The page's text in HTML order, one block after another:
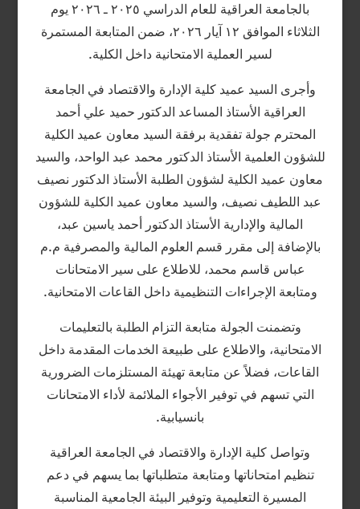
بالجامعة العراقية للعام الدراسي ٢٠٢٥ ـ ٢٠٢٦ يوم
الثلاثاء الموافق ١٢ آيار ٢٠٢٦، ضمن المتابعة المستمرة
لسير العملية الامتحانية داخل الكلية.
وأجرى السيد عميد كلية الإدارة والاقتصاد في الجامعة
العراقية الأستاذ المساعد الدكتور حميد علي أحمد
المحترم جولة تفقدية برفقة السيد معاون عميد الكلية
للشؤون العلمية الأستاذ الدكتور محمد عبد الواحد، والسيد
معاون عميد الكلية لشؤون الطلبة الأستاذ الدكتور نصيف
عبد اللطيف نصيف، والسيد معاون عميد الكلية للشؤون
المالية والإدارية الأستاذ الدكتور أحمد ياسين عبد،
بالإضافة إلى مقرر قسم العلوم المالية والمصرفية م.م
عباس قاسم محمد، للاطلاع على سير الامتحانات
ومتابعة الإجراءات التنظيمية داخل القاعات الامتحانية.
وتضمنت الجولة متابعة التزام الطلبة بالتعليمات
الامتحانية، والاطلاع على طبيعة الخدمات المقدمة داخل
القاعات، فضلاً عن متابعة تهيئة المستلزمات الضرورية
التي تسهم في توفير الأجواء الملائمة لأداء الامتحانات
بانسيابية.
وتواصل كلية الإدارة والاقتصاد في الجامعة العراقية
تنظيم امتحاناتها ومتابعة متطلباتها بما يسهم في دعم
المسيرة التعليمية وتوفير البيئة الجامعية المناسبة